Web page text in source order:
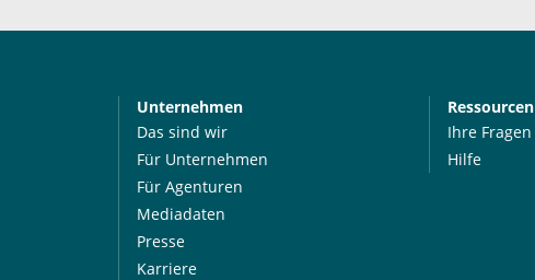
Unternehmen
Das sind wir
Für Unternehmen
Für Agenturen
Mediadaten
Presse
Karriere
Ressourcen
Ihre Fragen
Hilfe